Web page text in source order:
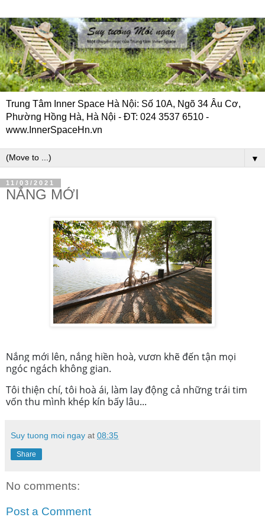
Trung Tâm Inner Space Hà Nội: Số 10A, Ngõ 34 Âu Cơ,
Phường Hồng Hà, Hà Nội - ĐT: 024 3537 6510 -
www.InnerSpaceHn.vn
▼
11/03/2021
NẮNG MỚI
Nắng mới lên, nắng hiền hoà, vươn khẽ đến tận mọi
ngóc ngách không gian.
Tôi thiện chí, tôi hoà ái, làm lay động cả những trái tim
vốn thu mình khép kín bấy lâu...
Suy tuong moi ngay at 08:35
Share
No comments:
Post a Comment